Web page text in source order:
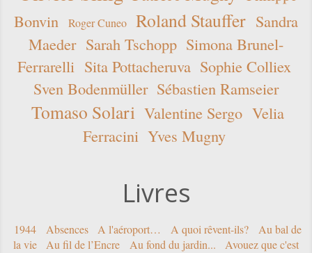
Bonvin
Roger Cuneo Roland Stauffer Sandra
Maeder Sarah Tschopp Simona Brunel-
Ferrarelli Sita Pottacheruva Sophie Colliex
Sven Bodenmüller Sébastien Ramseier
Tomaso Solari Valentine Sergo Velia
Ferracini Yves Mugny
Livres
1944 Absences A l'aéroport… A quoi rêvent-ils?
Au bal de
la vie
Au fil de l’Encre Au fond du jardin...
Avouez que c'est